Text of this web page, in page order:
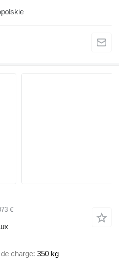
€
charge 350 kg